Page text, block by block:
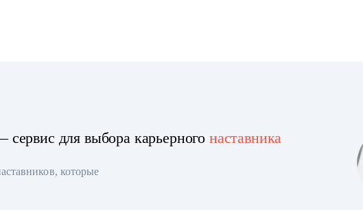
для выбора карьерного наставника
которые